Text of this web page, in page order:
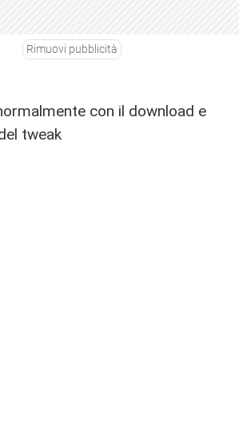
Rimuovi pubblicità
con il download e
tweak